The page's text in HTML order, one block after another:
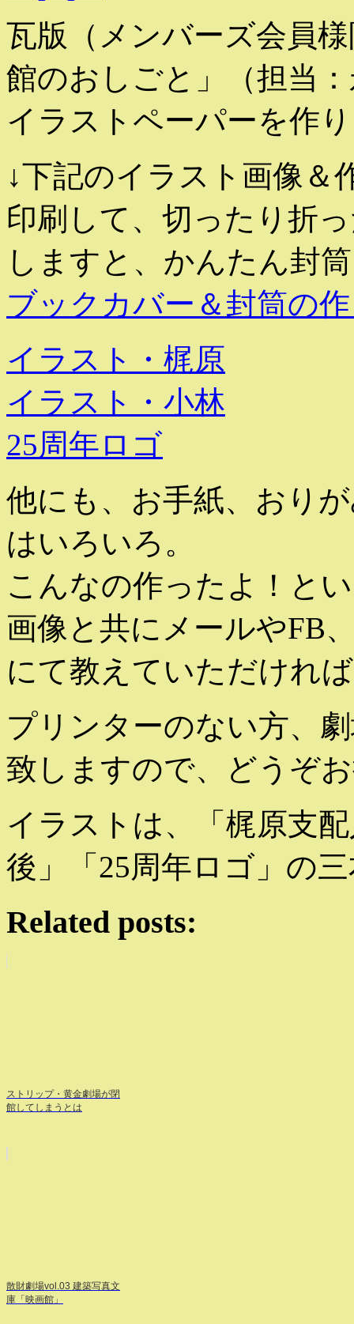
瓦版（メンバーズ会員
館のおしごと」（担当
イラストペーパーを作
↓下記のイラスト画像＆
印刷して、切ったり折
しますと、かんたん封
ブックカバー＆封筒の
イラスト・梶原
イラスト・小林
25周年ロゴ
他にも、お手紙、おり
はいろいろ。
こんなの作ったよ！と
画像と共にメールやFB
にて教えていただけれ
プリンターのない方、
致しますので、どうぞ
イラストは、「梶原支
後」「25周年ロゴ」の
Related posts:
ストリップ・黄金劇場が閉
館してしまうとは
散財劇場vol.03 建築写真文
庫「映画館」